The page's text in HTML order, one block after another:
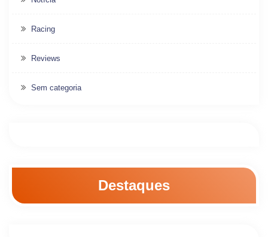
Racing
Reviews
Sem categoria
Destaques